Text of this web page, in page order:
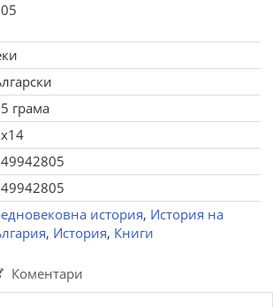
грама
история, История на
, История, Книги
Коментари